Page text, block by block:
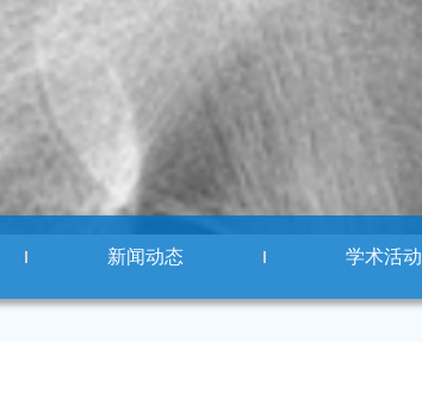
新闻动态 学术活动